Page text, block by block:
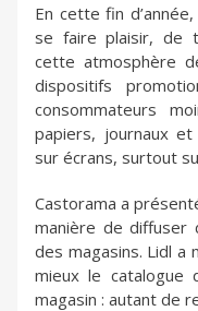
En cette fin
se faire plaisir, de
cette atmosphère
dispositifs
consommateurs
papiers, journaux
sur écrans, surtout
Castorama a
manière de diffuser
des magasins. Lidl a
mieux le catalogue
magasin : autant de